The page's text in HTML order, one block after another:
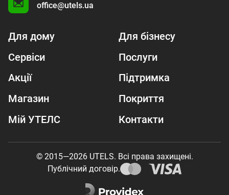
office@utels.ua
Для дому
Для бізнесу
Сервіси
Послуги
Акції
Підтримка
Магазин
Покриття
Мій УТЕЛС
Контакти
© 2015—2026 UTELS. Всі права захищені.
Публічний договір.